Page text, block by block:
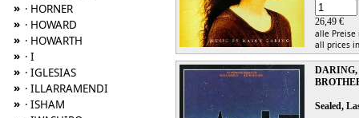
» · HORNER
» · HOWARD
» · HOWARTH
» · I
» · IGLESIAS
» · ILLARRAMENDI
» · ISHAM
26,49 €
alle
all prices
Sealed,